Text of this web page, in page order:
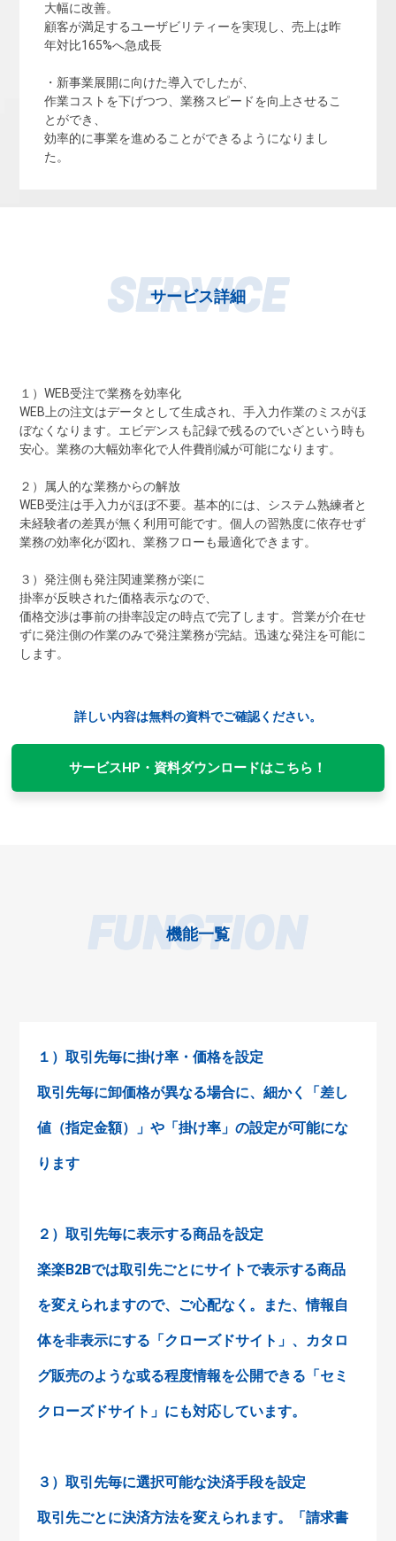
大幅に改善。
顧客が満足するユーザビリティーを実現し、売上は昨
年対比165%へ急成長
・新事業展開に向けた導入でしたが、
作業コストを下げつつ、業務スピードを向上させるこ
とができ、
効率的に事業を進めることができるようになりまし
た。
SERVICE
サービス詳細
１）WEB受注で業務を効率化
WEB上の注文はデータとして生成され、手入力作業のミスがほ
ぼなくなります。エビデンスも記録で残るのでいざという時も
安心。業務の大幅効率化で人件費削減が可能になります。
２）属人的な業務からの解放
WEB受注は手入力がほぼ不要。基本的には、システム熟練者と
未経験者の差異が無く利用可能です。個人の習熟度に依存せず
業務の効率化が図れ、業務フローも最適化できます。
３）発注側も発注関連業務が楽に
掛率が反映された価格表示なので、
価格交渉は事前の掛率設定の時点で完了します。営業が介在せ
ずに発注側の作業のみで発注業務が完結。迅速な発注を可能に
します。
詳しい内容は無料の資料でご確認ください。
サービスHP・資料ダウンロードはこちら！
FUNCTION
機能一覧
１）取引先毎に掛け率・価格を設定
取引先毎に卸価格が異なる場合に、細かく「差し
値（指定金額）」や「掛け率」の設定が可能にな
ります
２）取引先毎に表示する商品を設定
楽楽B2Bでは取引先ごとにサイトで表示する商品
を変えられますので、ご心配なく。また、情報自
体を非表示にする「クローズドサイト」、カタロ
グ販売のような或る程度情報を公開できる「セミ
クローズドサイト」にも対応しています。
３）取引先毎に選択可能な決済手段を設定
取引先ごとに決済方法を変えられます。「請求書